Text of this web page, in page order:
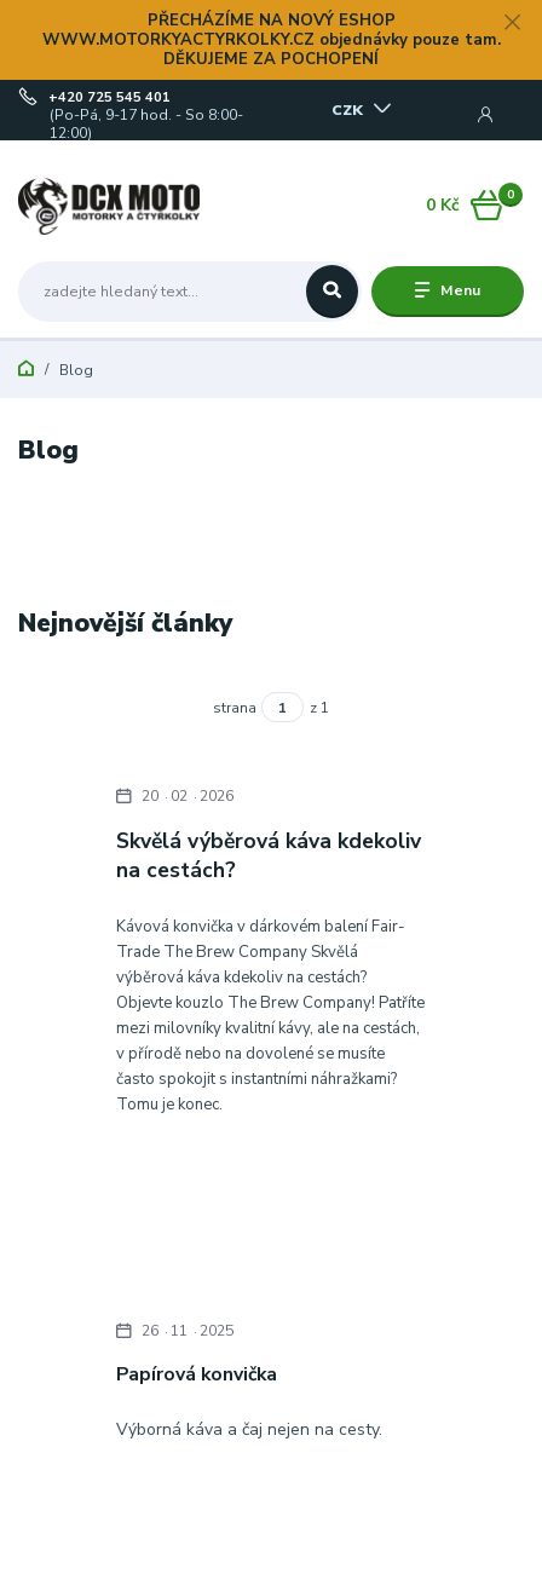
PŘECHÁZÍME NA NOVÝ ESHOP
WWW.MOTORKYACTYRKOLKY.CZ objednávky pouze tam.
DĚKUJEME ZA POCHOPENÍ
Menu
CZK
+420 725 545 401
(Po-Pá, 9-17 hod. - So 8:00-
12:00)
0
0 Kč
Blog
Blog
Nejnovější články
strana z 1
Skvělá výběrová káva kdekoliv
na cestách?
20 02 2026
Kávová konvička v dárkovém balení Fair-
Trade The Brew Company Skvělá
výběrová káva kdekoliv na cestách?
Objevte kouzlo The Brew Company! Patříte
mezi milovníky kvalitní kávy, ale na cestách,
v přírodě nebo na dovolené se musíte
často spokojit s instantními náhražkami?
Tomu je konec.
Papírová konvička
26 11 2025
Výborná káva a čaj nejen na cesty.